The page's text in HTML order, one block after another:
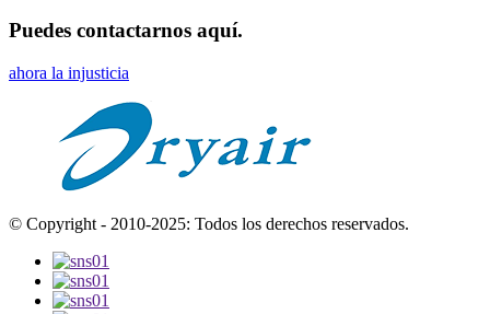
Puedes contactarnos aquí.
ahora la injusticia
© Copyright - 2010-2025: Todos los derechos reservados.